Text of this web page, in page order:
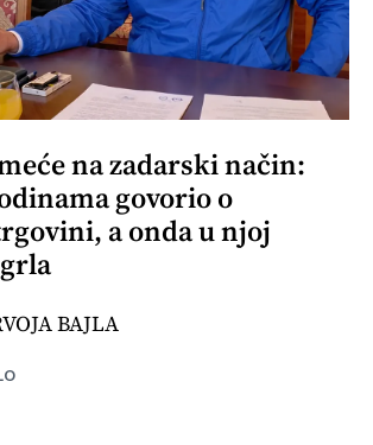
na zadarski način:
govorio o
a onda u njoj
BAJLA